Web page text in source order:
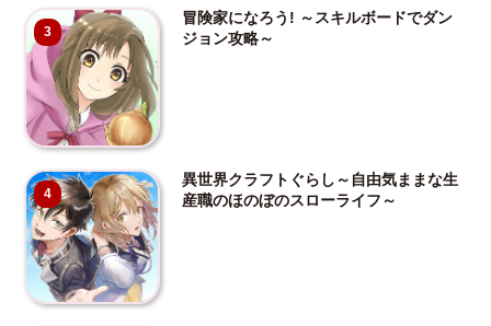
3
冒険家になろう! ～スキルボードでダン
ジョン攻略～
4
異世界クラフトぐらし～自由気ままな生
産職のほのぼのスローライフ～